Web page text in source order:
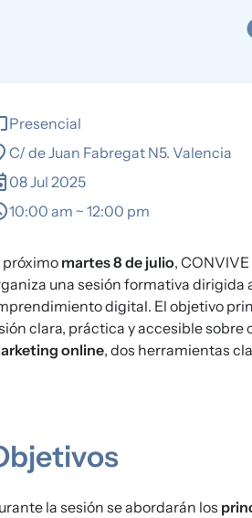
Presencial
C/ de Juan Fabregat N5. Valencia
08 Jul 2025
10:00 am ~ 12:00 pm
próximo martes 8 de julio,
una sesión formativa dirigida
digital. El objetivo
clara, práctica y accesible sobre
online, dos herramientas
la sesión se abordarán los